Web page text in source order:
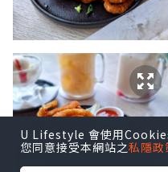
U Lifestyle 會使用
您同意接受本網站之私隱政